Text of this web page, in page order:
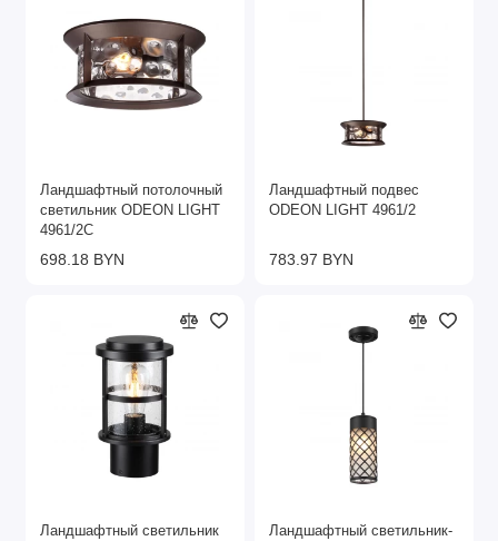
Ландшафтный потолочный
светильник ODEON LIGHT
4961/2C
698.18 BYN
Ландшафтный подвес
ODEON LIGHT 4961/2
783.97 BYN
Ландшафтный светильник
Ландшафтный светильник-